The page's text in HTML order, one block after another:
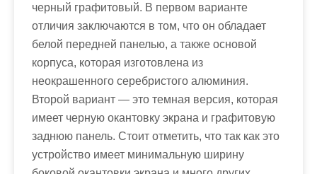
черный графитовый. В первом варианте
отличия заключаются в том, что он обладает
белой передней панелью, а также основой
корпуса, которая изготовлена из
неокрашенного серебристого алюминия.
Второй вариант — это темная версия, которая
имеет черную окантовку экрана и графитовую
заднюю панель. Стоит отметить, что так как это
устройство имеет минимальную ширину